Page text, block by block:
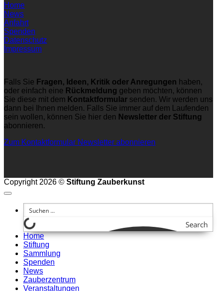
Home
News
Anfahrt
Spenden
Datenschutz
Impressum
Falls Sie Fragen, Ideen, Kritik oder Anregungen haben,
oder einfach eine Rückmeldung geben möchten, können
Sie diese mit dem Kontaktformular senden. Wir werden uns
dann bei Ihnen melden. Falls Sie immer auf dem Laufenden
sein wollen, können Sie hier den Newsletter der Stiftung
abonnieren.
Zum Kontaktformular Newsletter abonnieren
Copyright 2026 © Stiftung Zauberkunst
Search
Home
Stiftung
Sammlung
Spenden
News
Zauberzentrum
Veranstaltungen